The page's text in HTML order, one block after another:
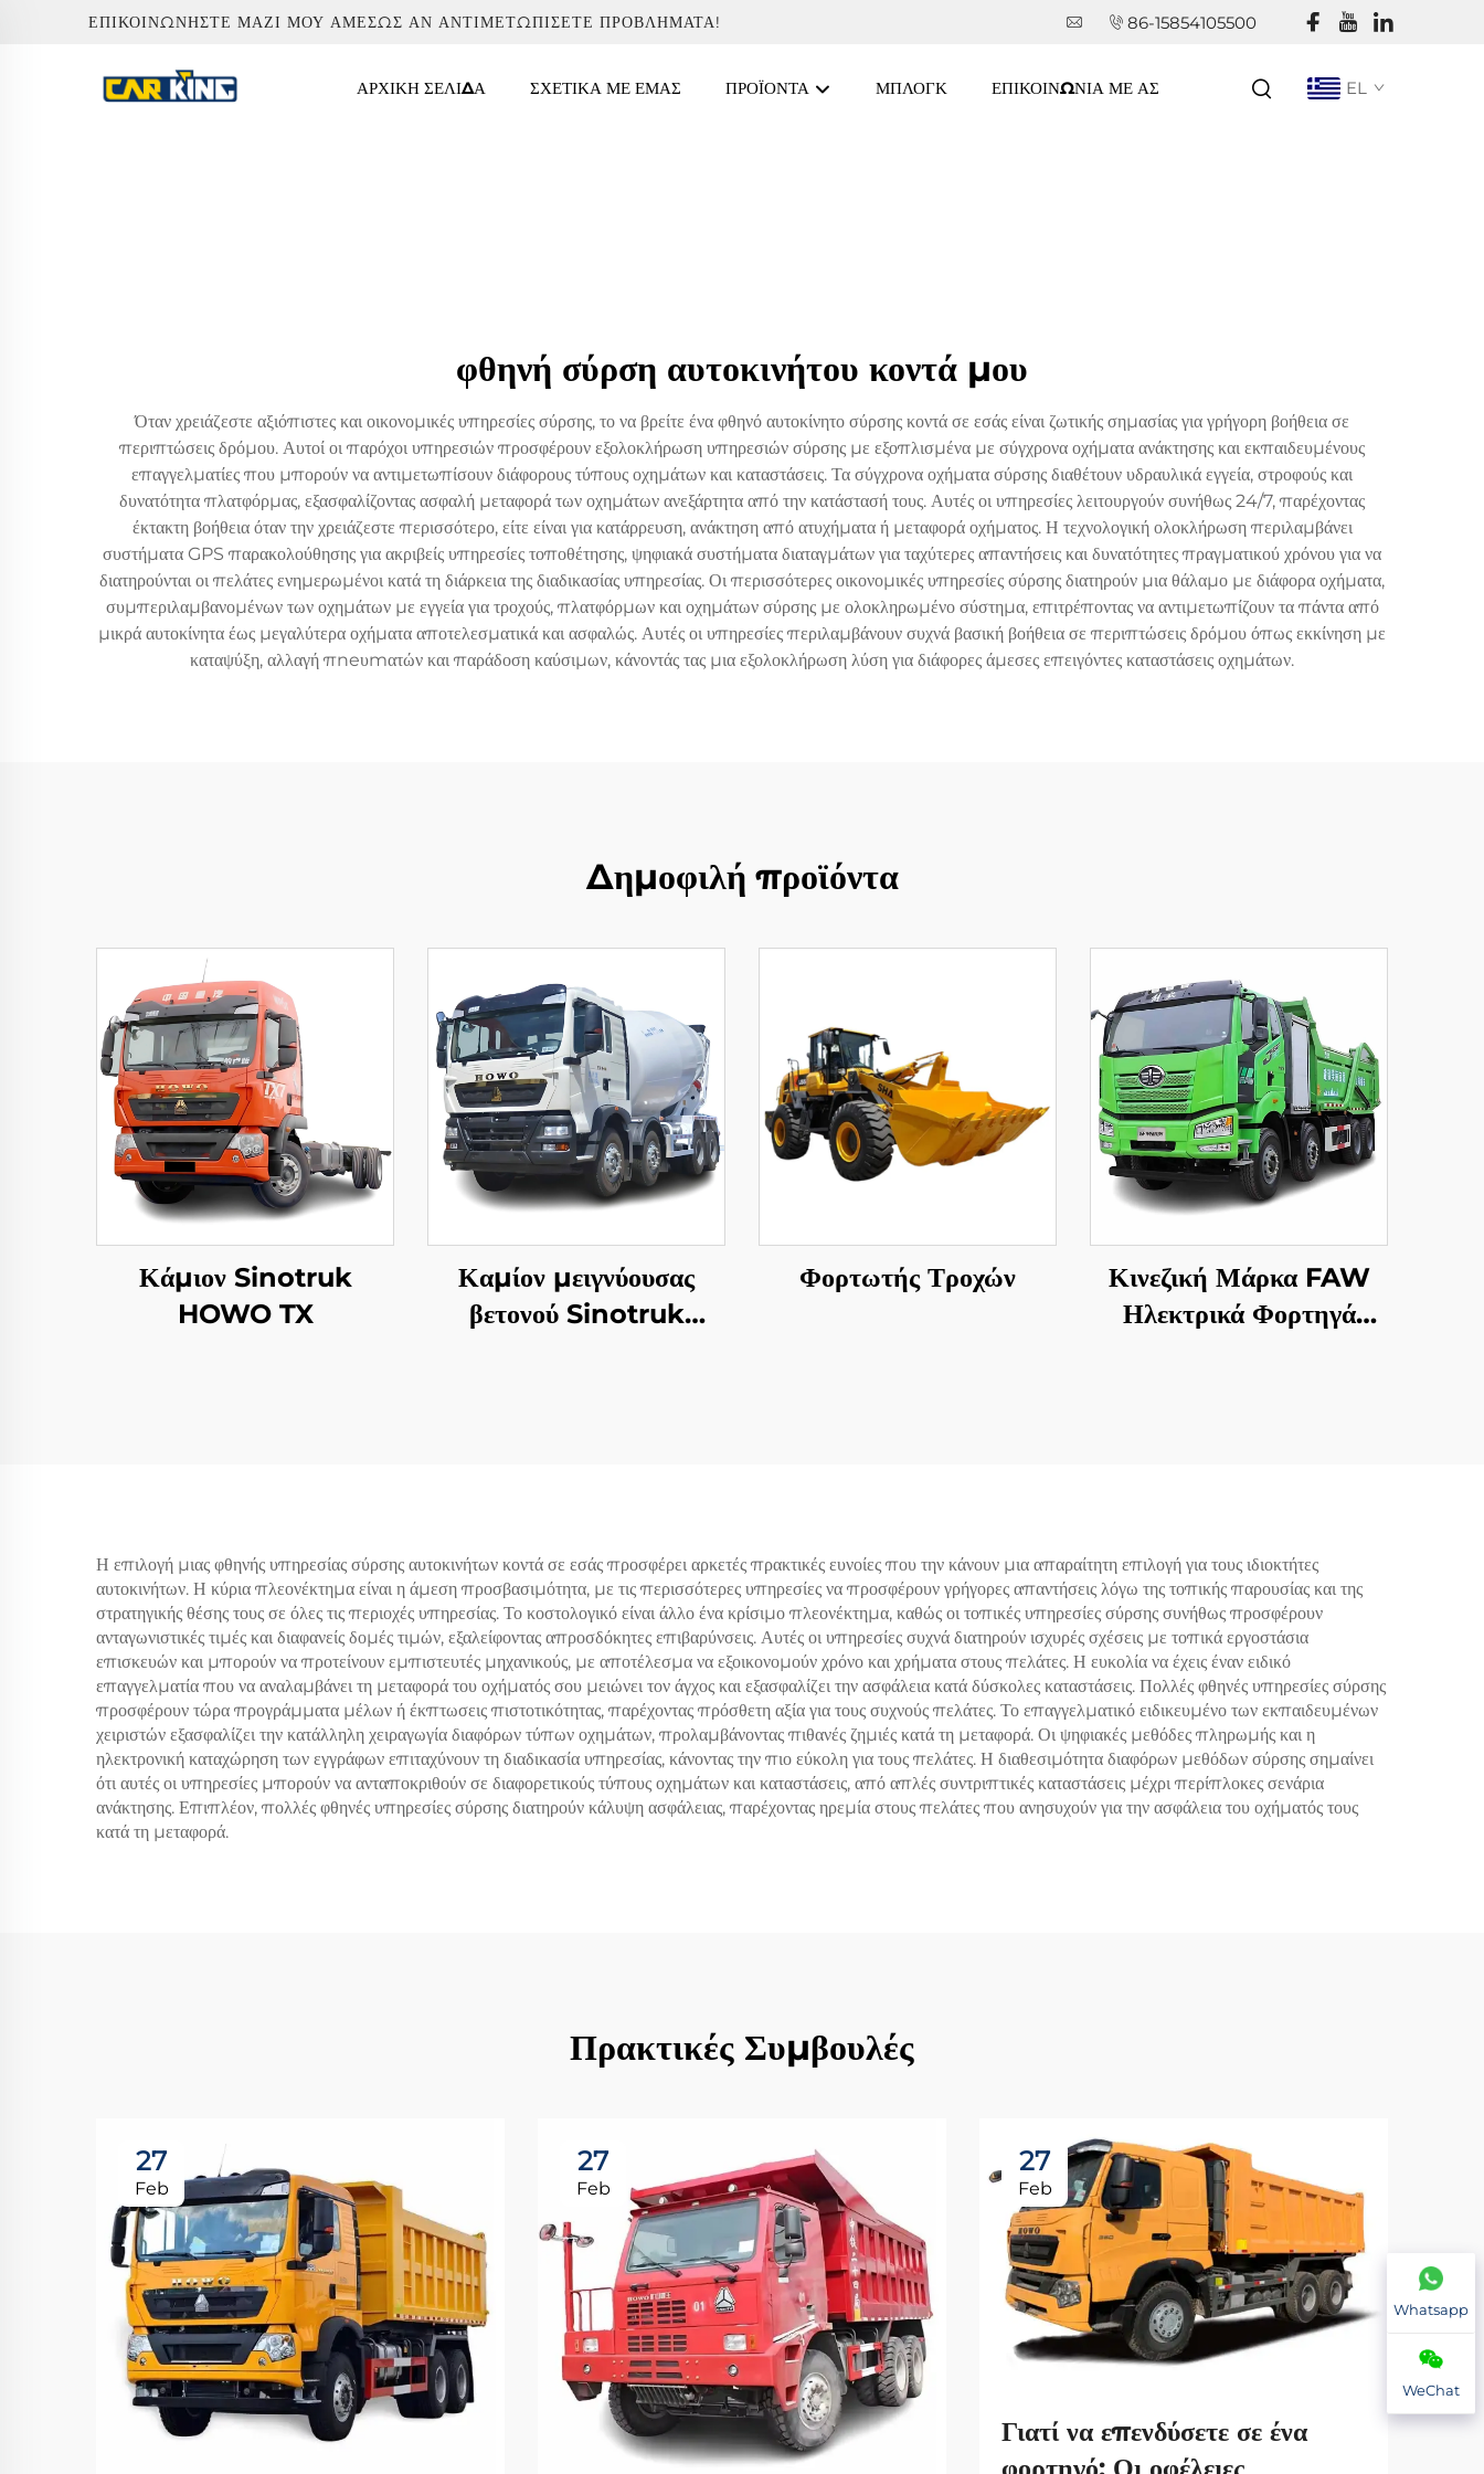
ΕΠΙΚΟΙΝΩΝΉΣΤΕ ΜΑΖΊ ΜΟΥ ΑΜΈΣΩΣ ΑΝ ΑΝΤΙΜΕΤΩΠΊΣΕΤΕ ΠΡΟΒΛΉΜΑΤΑ! 86-15854105500
ΑΡΧΙΚΉ ΣΕΛΊΔΑ ΣΧΕΤΙΚΆ ΜΕ ΕΜΆΣ ΠΡΟΪΌΝΤΑ ΜΠΛΟΓΚ ΕΠΙΚΟΙΝΩΝΊΑ ΜΕ ΑΣ EL
φθηνή σύρση αυτοκινήτου κοντά μου
Όταν χρειάζεστε αξιόπιστες και οικονομικές υπηρεσίες σύρσης, το να βρείτε ένα φθηνό αυτοκίνητο σύρσης κοντά σε εσάς είναι ζωτικής σημασίας για γρήγορη βοήθεια σε
περιπτώσεις δρόμου. Αυτοί οι παρόχοι υπηρεσιών προσφέρουν εξολοκλήρωση υπηρεσιών σύρσης με εξοπλισμένα με σύγχρονα οχήματα ανάκτησης και εκπαιδευμένους
επαγγελματίες που μπορούν να αντιμετωπίσουν διάφορους τύπους οχημάτων και καταστάσεις. Τα σύγχρονα οχήματα σύρσης διαθέτουν υδραυλικά εγγεία, στροφούς και
δυνατότητα πλατφόρμας, εξασφαλίζοντας ασφαλή μεταφορά των οχημάτων ανεξάρτητα από την κατάστασή τους. Αυτές οι υπηρεσίες λειτουργούν συνήθως 24/7, παρέχοντας
έκτακτη βοήθεια όταν την χρειάζεστε περισσότερο, είτε είναι για κατάρρευση, ανάκτηση από ατυχήματα ή μεταφορά οχήματος. Η τεχνολογική ολοκλήρωση περιλαμβάνει
συστήματα GPS παρακολούθησης για ακριβείς υπηρεσίες τοποθέτησης, ψηφιακά συστήματα διαταγμάτων για ταχύτερες απαντήσεις και δυνατότητες πραγματικού χρόνου για να
διατηρούνται οι πελάτες ενημερωμένοι κατά τη διάρκεια της διαδικασίας υπηρεσίας. Οι περισσότερες οικονομικές υπηρεσίες σύρσης διατηρούν μια θάλαμο με διάφορα οχήματα,
συμπεριλαμβανομένων των οχημάτων με εγγεία για τροχούς, πλατφόρμων και οχημάτων σύρσης με ολοκληρωμένο σύστημα, επιτρέποντας να αντιμετωπίζουν τα πάντα από
μικρά αυτοκίνητα έως μεγαλύτερα οχήματα αποτελεσματικά και ασφαλώς. Αυτές οι υπηρεσίες περιλαμβάνουν συχνά βασική βοήθεια σε περιπτώσεις δρόμου όπως εκκίνηση με
καταψύξη, αλλαγή πneυmατών και παράδοση καύσιμων, κάνοντάς τας μια εξολοκλήρωση λύση για διάφορες άμεσες επειγόντες καταστάσεις οχημάτων.
Δημοφιλή προϊόντα
Κάμιον Sinotruk
HOWO TX
Καμίον μειγνύουσας
βετονού Sinotruk
Φορτωτής Τροχών
Κινεζική Μάρκα FAW
Ηλεκτρικά Φορτηγά
Η επιλογή μιας φθηνής υπηρεσίας σύρσης αυτοκινήτων κοντά σε εσάς προσφέρει αρκετές πρακτικές ευνοίες που την κάνουν μια απαραίτητη επιλογή για τους ιδιοκτήτες
αυτοκινήτων. Η κύρια πλεονέκτημα είναι η άμεση προσβασιμότητα, με τις περισσότερες υπηρεσίες να προσφέρουν γρήγορες απαντήσεις λόγω της τοπικής παρουσίας και της
στρατηγικής θέσης τους σε όλες τις περιοχές υπηρεσίας. Το κοστολογικό είναι άλλο ένα κρίσιμο πλεονέκτημα, καθώς οι τοπικές υπηρεσίες σύρσης συνήθως προσφέρουν
ανταγωνιστικές τιμές και διαφανείς δομές τιμών, εξαλείφοντας απροσδόκητες επιβαρύνσεις. Αυτές οι υπηρεσίες συχνά διατηρούν ισχυρές σχέσεις με τοπικά εργοστάσια
επισκευών και μπορούν να προτείνουν εμπιστευτές μηχανικούς, με αποτέλεσμα να εξοικονομούν χρόνο και χρήματα στους πελάτες. Η ευκολία να έχεις έναν ειδικό
επαγγελματία που να αναλαμβάνει τη μεταφορά του οχήματός σου μειώνει τον άγχος και εξασφαλίζει την ασφάλεια κατά δύσκολες καταστάσεις. Πολλές φθηνές υπηρεσίες σύρσης
προσφέρουν τώρα προγράμματα μέλων ή έκπτωσεις πιστοτικότητας, παρέχοντας πρόσθετη αξία για τους συχνούς πελάτες. Το επαγγελματικό ειδικευμένο των εκπαιδευμένων
χειριστών εξασφαλίζει την κατάλληλη χειραγωγία διαφόρων τύπων οχημάτων, προλαμβάνοντας πιθανές ζημιές κατά τη μεταφορά. Οι ψηφιακές μεθόδες πληρωμής και η
ηλεκτρονική καταχώρηση των εγγράφων επιταχύνουν τη διαδικασία υπηρεσίας, κάνοντας την πιο εύκολη για τους πελάτες. Η διαθεσιμότητα διαφόρων μεθόδων σύρσης σημαίνει
ότι αυτές οι υπηρεσίες μπορούν να ανταποκριθούν σε διαφορετικούς τύπους οχημάτων και καταστάσεις, από απλές συντριπτικές καταστάσεις μέχρι περίπλοκες σενάρια
ανάκτησης. Επιπλέον, πολλές φθηνές υπηρεσίες σύρσης διατηρούν κάλυψη ασφάλειας, παρέχοντας ηρεμία στους πελάτες που ανησυχούν για την ασφάλεια του οχήματός τους
κατά τη μεταφορά.
Πρακτικές Συμβουλές
27
Feb
27
Feb
27
Feb
Γιατί να επενδύσετε σε ένα
φορτηγό; Οι οφέλειες
Whatsapp
WeChat